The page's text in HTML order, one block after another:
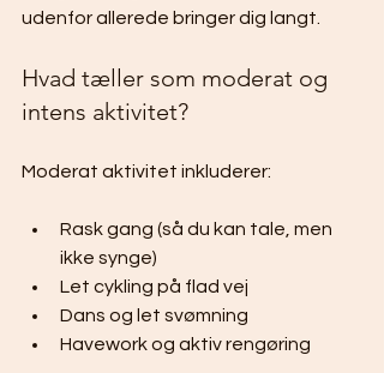
udenfor allerede bringer dig langt.
Hvad tæller som moderat og
intens aktivitet?
Moderat aktivitet inkluderer:
Rask gang (så du kan tale, men
ikke synge)
Let cykling på flad vej
Dans og let svømning
Havework og aktiv rengøring